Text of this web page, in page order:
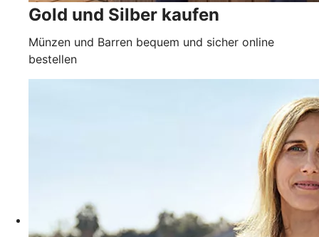
Gold und Silber kaufen
Münzen und Barren bequem und sicher online
bestellen